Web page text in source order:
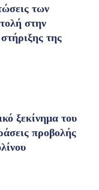
των
στην
της
ξεκίνημα του
προβολής